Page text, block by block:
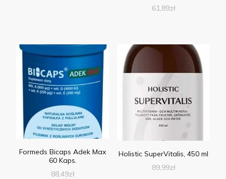
61,89zł
Formeds Bicaps Adek Max
60 Kaps.
88,49zł
Holistic SuperVitalis, 450 ml
89,99zł